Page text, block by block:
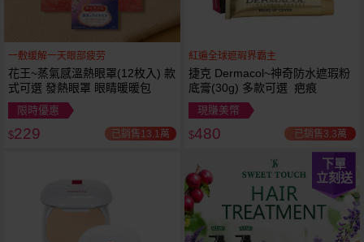
一敷缓解一天眼部疲劳
花王~蒸氣感溫熱眼罩(12枚入) 款
式可選 發熱眼罩 眼睛暖暖包
限時優惠
$229 已銷售13.1萬
紅遍全球遮瑕界霸主
捷克 Dermacol~神奇防水遮瑕粉
底膏(30g) 多款可選 疤痕
現賺美幣
$480 已銷售3.3萬
下單
立刻送